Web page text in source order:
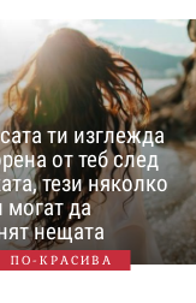
ти изглежда
от теб след
тези няколко
могат да
нещата
ПО-КРАСИВА